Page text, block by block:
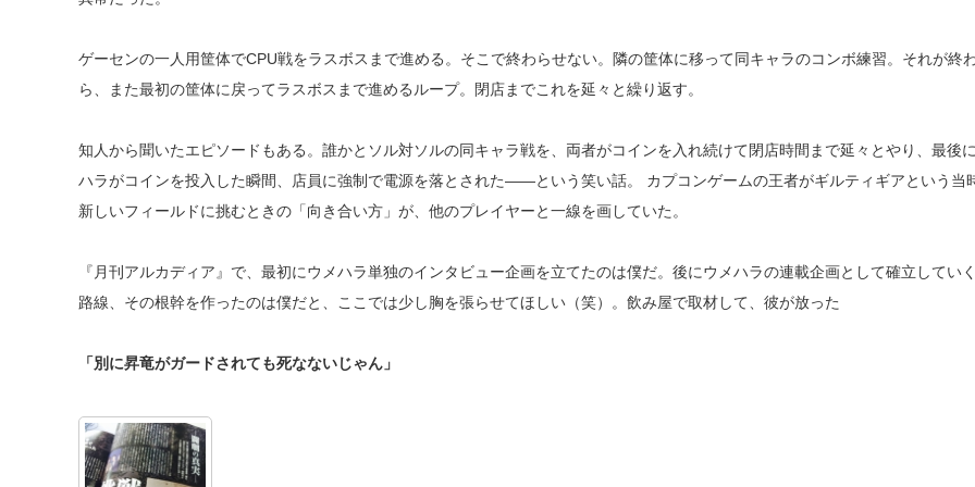
ゲーセンの一人用筐体でCPU戦をラスボスまで進める。そこで終わらせない。隣の筐体に移って同キャラのコンボ練習。それが終
ら、また最初の筐体に戻ってラスボスまで進めるループ。閉店までこれを延々と繰り返す。
知人から聞いたエピソードもある。誰かとソル対ソルの同キャラ戦を、両者がコインを入れ続けて閉店時間まで延々とやり、最後
ハラがコインを投入した瞬間、店員に強制で電源を落とされた——という笑い話。 カプコンゲームの王者がギルティギアという当
新しいフィールドに挑むときの「向き合い方」が、他のプレイヤーと一線を画していた。
『月刊アルカディア』で、最初にウメハラ単独のインタビュー企画を立てたのは僕だ。後にウメハラの連載企画として確立してい
路線、その根幹を作ったのは僕だと、ここでは少し胸を張らせてほしい（笑）。飲み屋で取材して、彼が放った
「別に昇竜がガードされても死なないじゃん」